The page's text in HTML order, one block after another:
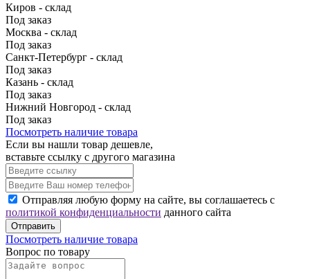
Киров - склад
Под заказ
Москва - склад
Под заказ
Санкт-Петербург - склад
Под заказ
Казань - склад
Под заказ
Нижний Новгород - склад
Под заказ
Посмотреть наличие товара
Если вы нашли товар дешевле,
вставьте ссылку с другого магазина
Отправляя любую форму на сайте, вы соглашаетесь с
политикой конфиденциальности данного сайта
Отправить
Посмотреть наличие товара
Вопрос по товару